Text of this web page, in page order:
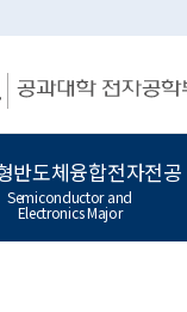
반도체융합전자전공
Semiconductor and
Electronics Major